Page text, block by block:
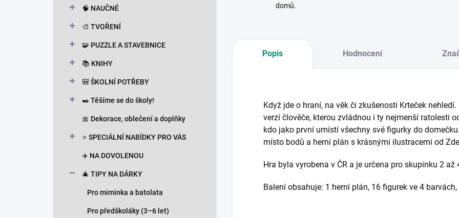
🧠 NAUČNÉ
🎨 TVOŘENÍ
🧩 PUZZLE A STAVEBNICE
📚 KNIHY
🎒 ŠKOLNÍ POTŘEBY
✒️ Těšíme se do školy!
🎀 Dekorace, oblečení a doplňky
⭐ SPECIÁLNÍ NABÍDKY PRO VÁS
✈️ NA DOVOLENOU
🎄 TIPY NA DÁRKY
Pro miminka a batolata
Pro předškoláky (3–6 let)
domů.
Popis Hodnocení
Když jde o hraní, na věk či zkušenosti Krteček
verzí člověče, kterou zvládnou i ty nejmenší ratolesti
kdo jako první umístí všechny své figurky do
místo bodů a herní plán s krásnými ilustracemi od
Hra byla vyrobena v ČR a je určena pro skupinku 2
Balení obsahuje: 1 herní plán, 16 figurek ve 4